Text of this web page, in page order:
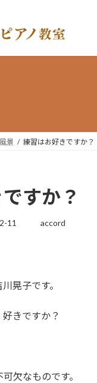
景 練習はお好きですか？
すか？
11 accord
晃子です。
好きですか？
欠なものです。